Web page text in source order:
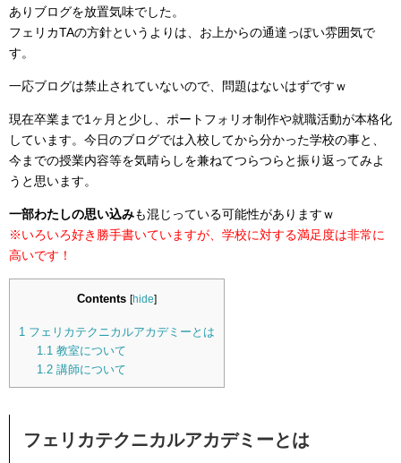
ありブログを放置気味でした。
フェリカTAの方針というよりは、お上からの通達っぽい雰囲気で
す。
一応ブログは禁止されていないので、問題はないはずですｗ
現在卒業まで1ヶ月と少し、ポートフォリオ制作や就職活動が本格化
しています。今日のブログでは入校してから分かった学校の事と、
今までの授業内容等を気晴らしを兼ねてつらつらと振り返ってみよ
うと思います。
一部わたしの思い込みも混じっている可能性がありますｗ
※いろいろ好き勝手書いていますが、学校に対する満足度は非常に
高いです！
Contents [hide]
1 フェリカテクニカルアカデミーとは
1.1 教室について
1.2講師について
フェリカテクニカルアカデミーとは